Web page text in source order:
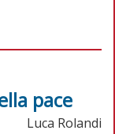
pace
Luca Rolandi